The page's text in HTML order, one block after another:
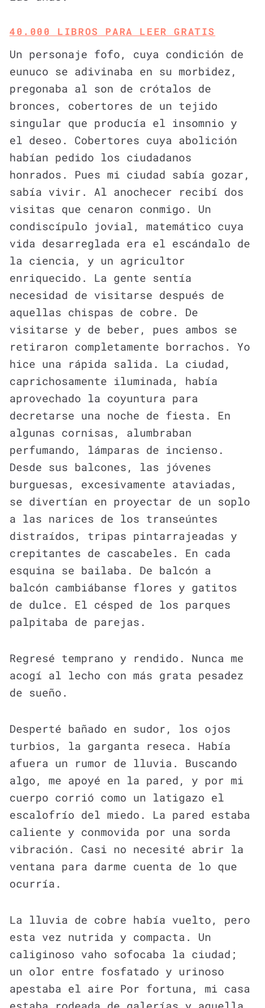
40.000 LIBROS PARA LEER GRATIS
Un personaje fofo, cuya condición de
eunuco se adivinaba en su morbidez,
pregonaba al son de crótalos de
bronces, cobertores de un tejido
singular que producía el insomnio y
el deseo. Cobertores cuya abolición
habían pedido los ciudadanos
honrados. Pues mi ciudad sabía gozar,
sabía vivir. Al anochecer recibí dos
visitas que cenaron conmigo. Un
condiscípulo jovial, matemático cuya
vida desarreglada era el escándalo de
la ciencia, y un agricultor
enriquecido. La gente sentía
necesidad de visitarse después de
aquellas chispas de cobre. De
visitarse y de beber, pues ambos se
retiraron completamente borrachos. Yo
hice una rápida salida. La ciudad,
caprichosamente iluminada, había
aprovechado la coyuntura para
decretarse una noche de fiesta. En
algunas cornisas, alumbraban
perfumando, lámparas de incienso.
Desde sus balcones, las jóvenes
burguesas, excesivamente ataviadas,
se divertían en proyectar de un soplo
a las narices de los transeúntes
distraídos, tripas pintarrajeadas y
crepitantes de cascabeles. En cada
esquina se bailaba. De balcón a
balcón cambiábanse flores y gatitos
de dulce. El césped de los parques
palpitaba de parejas.
Regresé temprano y rendido. Nunca me
acogí al lecho con más grata pesadez
de sueño.
Desperté bañado en sudor, los ojos
turbios, la garganta reseca. Había
afuera un rumor de lluvia. Buscando
algo, me apoyé en la pared, y por mi
cuerpo corrió como un latigazo el
escalofrío del miedo. La pared estaba
caliente y conmovida por una sorda
vibración. Casi no necesité abrir la
ventana para darme cuenta de lo que
ocurría.
La lluvia de cobre había vuelto, pero
esta vez nutrida y compacta. Un
caliginoso vaho sofocaba la ciudad;
un olor entre fosfatado y urinoso
apestaba el aire Por fortuna, mi casa